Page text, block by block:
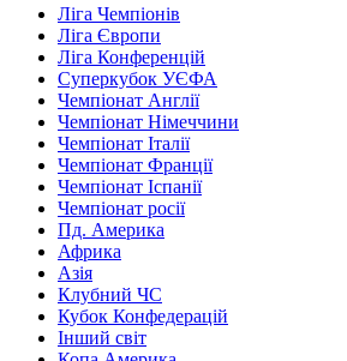
Ліга Чемпіонів
Ліга Європи
Ліга Конференцій
Суперкубок УЄФА
Чемпіонат Англії
Чемпіонат Німеччини
Чемпіонат Італії
Чемпіонат Франції
Чемпіонат Іспанії
Чемпіонат росії
Пд. Америка
Африка
Азія
Клубний ЧС
Кубок Конфедерацій
Інший світ